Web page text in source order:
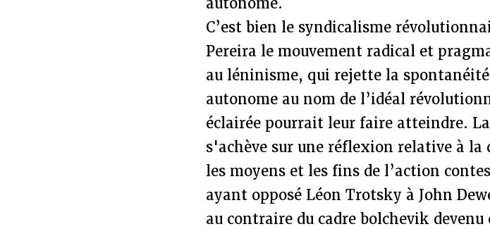
C’est bien le syndicalisme
Pereira le mouvement radical et
au léninisme, qui rejette la
autonome au nom de l’idéal
éclairée pourrait leur faire atteindre.
s'achève sur une réflexion relative à
les moyens et les fins de l’action
ayant opposé Léon Trotsky à John
au contraire du cadre bolchevik